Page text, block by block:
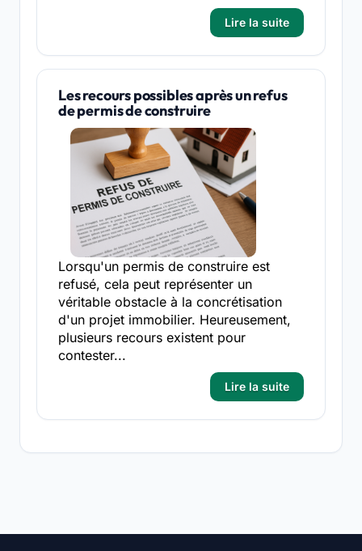
Lire la suite
Les recours possibles après un refus
de permis de construire
Lorsqu'un permis de construire est
refusé, cela peut représenter un
véritable obstacle à la concrétisation
d'un projet immobilier. Heureusement,
plusieurs recours existent pour
contester...
Lire la suite